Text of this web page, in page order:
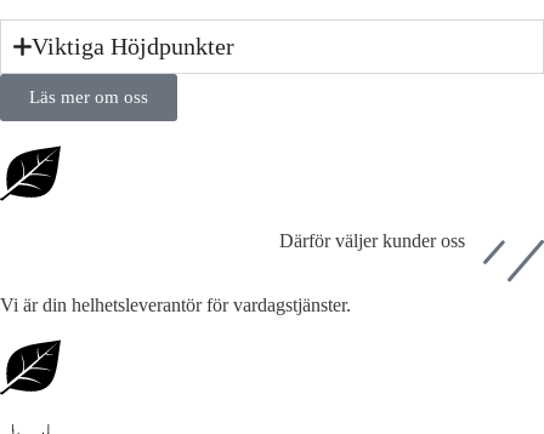
Viktiga Höjdpunkter
Läs mer om oss
Därför väljer kunder oss
Vi är din helhetsleverantör för vardagstjänster.